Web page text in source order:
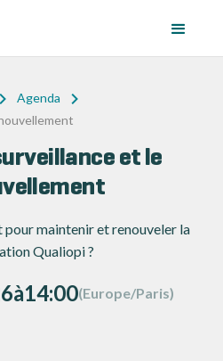
Agenda
et le
maintenir et renouveler la
Qualiopi ?
à14:00(Europe/Paris)